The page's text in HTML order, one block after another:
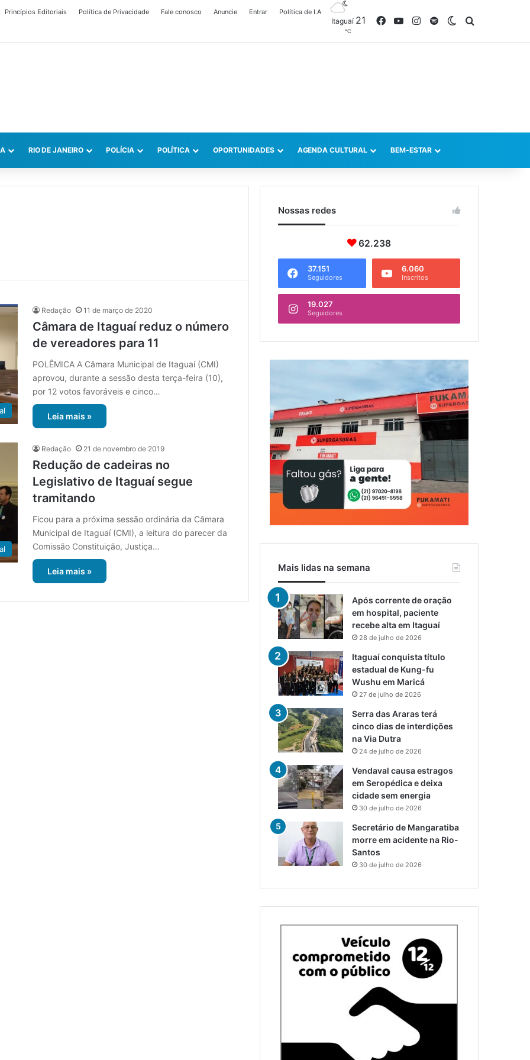
Princípios Editoriais Política de Privacidade Fale conosco Anuncie Entrar Política de I.A
Itaguaí 21
℃
FacebookYouTubeInstagram
SpotifySwitch skin
RIO DE JANEIRO POLÍCIA POLÍTICA OPORTUNIDADES AGENDA CULTURAL BEM-ESTAR
Redação 11 de março de 2020
Câmara de Itaguaí reduz o número
de vereadores para 11
POLÊMICA A Câmara Municipal de Itaguaí (CMI)
aprovou, durante a sessão desta terça-feira (10),
por 12 votos favoráveis e cinco…
Leia mais »
Redação 21 de novembro de 2019
Redução de cadeiras no
Legislativo de Itaguaí segue
tramitando
Ficou para a próxima sessão ordinária da Câmara
Municipal de Itaguaí (CMI), a leitura do parecer da
Comissão Constituição, Justiça…
Leia mais »
Nossas redes
62.238
37.151
Seguidores
6.060
Inscritos
19.027
Seguidores
Mais lidas na semana
Após corrente de oração
em hospital, paciente
recebe alta em Itaguaí
28 de julho de 2026
Itaguaí conquista título
estadual de Kung-fu
Wushu em Maricá
27 de julho de 2026
Serra das Araras terá
cinco dias de interdições
na Via Dutra
24 de julho de 2026
Vendaval causa estragos
em Seropédica e deixa
cidade sem energia
30 de julho de 2026
Secretário de Mangaratiba
morre em acidente na Rio-
Santos
30 de julho de 2026